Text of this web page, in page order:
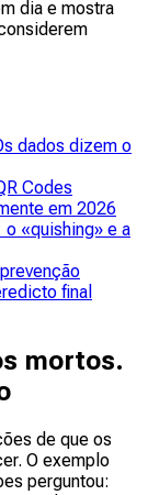
dia e mostra
dados dizem o
Codes
em 2026
o «quishing» e a
final
mortos.
de que os
O exemplo
perguntou: